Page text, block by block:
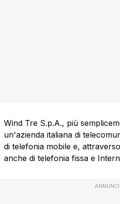
Wind Tre S.p.A., più
un'azienda italiana di
di telefonia mobile e,
anche di telefonia fissa e